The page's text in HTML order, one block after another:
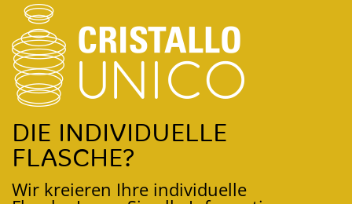
DIE INDIVIDUELLE
FLASCHE?
Wir kreieren Ihre individuelle